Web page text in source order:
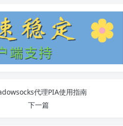
代理PIA使用指南
下一篇